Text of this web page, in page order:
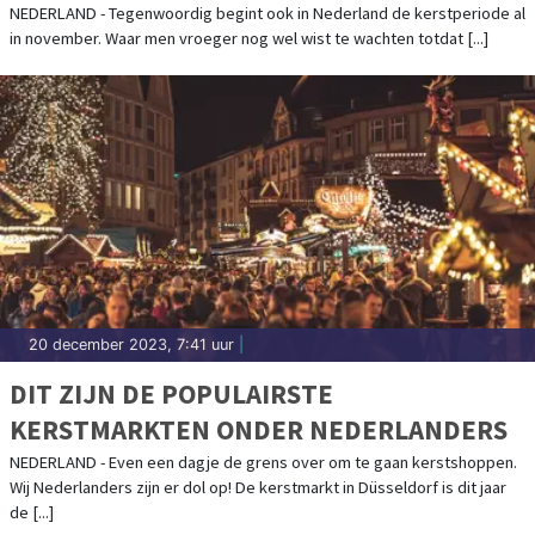
NEDERLAND - Tegenwoordig begint ook in Nederland de kerstperiode al
in november. Waar men vroeger nog wel wist te wachten totdat [...]
20 december 2023, 7:41 uur
DIT ZIJN DE POPULAIRSTE
KERSTMARKTEN ONDER NEDERLANDERS
NEDERLAND - Even een dagje de grens over om te gaan kerstshoppen.
Wij Nederlanders zijn er dol op! De kerstmarkt in Düsseldorf is dit jaar
de [...]